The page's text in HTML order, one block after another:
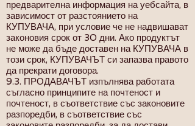
предварителна информация на уебсайта, в
зависимост от разстоянието на
КУПУВАЧА, при условие че не надвишават
законовия срок от 30 дни. Ако продуктът
не може да бъде доставен на КУПУВАЧА в
този срок, КУПУВАЧЪТ си запазва правото
да прекрати договора.
9.3. ПРОДАВАЧЪТ изпълнява работата
съгласно принципите на почтеност и
почтеност, в съответствие със законовите
разпоредби, в съответствие със